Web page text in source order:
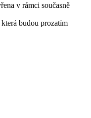
v rámci současně
budou prozatím